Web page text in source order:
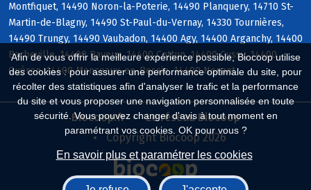
Afin de vous offrir la meilleure expérience possible, Biocoop utilise
des cookies : pour assurer une performance optimale du site, pour
récolter des statistiques afin d'analyser le trafic et la performance
du site et vous proposer une navigation personnalisée en toute
sécurité. Vous pouvez changer d'avis à tout moment en
paramétrant vos cookies. OK pour vous ?
En savoir plus et paramétrer les cookies
Montfiquet, 14490 Noron-la-Poterie, 14490 Planquery, 14710 St-
Martin-de-Blagny, 14490 St-Paul-du-Vernay, 14330 Tournières,
14490 Trungy, 14490 Vaubadon, 14400 Agy, 14400 Arganchy, 14400
Barbeville, 14400 Bayeux, 14400 Cottun, 14400 Cussy, 14400
Guéron, 14400 Monceaux-en-Bessin, 14400 Nonant
Biocoop.fr
Le réseau Biocoop
Copyright Biocoop 2026